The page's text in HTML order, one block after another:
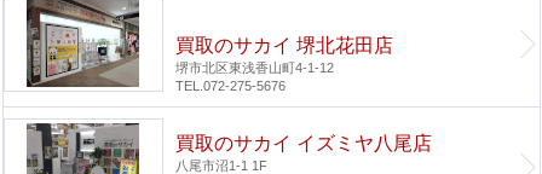
買取のサカイ 堺北花田店
堺市北区東浅香山町4-1-12
TEL.072-275-5676
買取のサカイ イズミヤ八尾店
八尾市沼1-1 1F